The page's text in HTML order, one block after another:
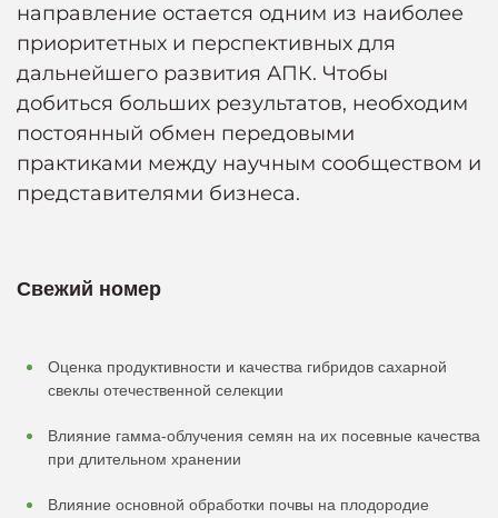
направление остается одним из наиболее
приоритетных и перспективных для
дальнейшего развития АПК. Чтобы
добиться больших результатов, необходим
постоянный обмен передовыми
практиками между научным сообществом и
представителями бизнеса.
Свежий номер
Оценка продуктивности и качества гибридов сахарной
свеклы отечественной селекции
Влияние гамма-облучения семян на их посевные качества
при длительном хранении
Влияние основной обработки почвы на плодородие